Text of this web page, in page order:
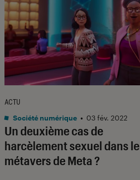
Un deuxième cas de
harcèlement sexuel dans le
métavers de Meta ?
ACTU
Société numérique • 03 fév. 2022